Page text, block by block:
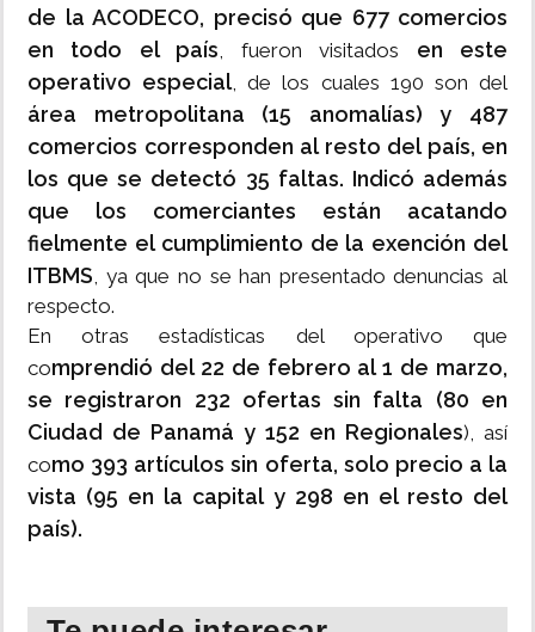
de la ACODECO, precisó que 677 comercios
en todo el país, fueron visitados en este
operativo especial, de los cuales 190 son del
área metropolitana (15 anomalías) y 487
comercios corresponden al resto del país, en
los que se detectó 35 faltas. Indicó además
que los comerciantes están acatando
fielmente el cumplimiento de la exención del
ITBMS, ya que no se han presentado denuncias al
respecto.
En otras estadísticas del operativo que
comprendió del 22 de febrero al 1 de marzo,
se registraron 232 ofertas sin falta (80 en
Ciudad de Panamá y 152 en Regionales), así
como 393 artículos sin oferta, solo precio a la
vista (95 en la capital y 298 en el resto del
país).